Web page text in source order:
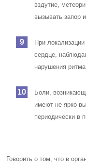
вздутие,
вызывать запор
При
сердце,
нарушения
Боли,
имеют не ярко
периодически в
Говорить о том, что в